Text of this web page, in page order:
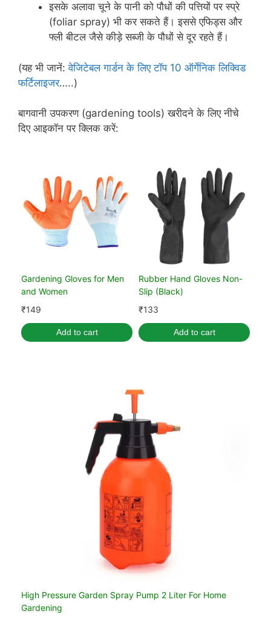
इसके अलावा चूने के पानी को पौधों की पत्तियों पर स्प्रे
(foliar spray) भी कर सकते हैं। इससे एफिड्स और
फ्ली बीटल जैसे कीड़े सब्जी के पौधों से दूर रहते हैं।
(यह भी जानें:वेजिटेबल गार्डन के लिए टॉप 10 ऑर्गेनिक लिक्विड
फर्टिलाइजर…..)
बागवानी उपकरण (gardening tools) खरीदने के लिए नीचे
दिए आइकॉन पर क्लिक करें:
Gardening Gloves for Men
and Women
₹149
Add to cart
Rubber Hand Gloves Non-
Slip (Black)
₹133
Add to cart
High Pressure Garden Spray Pump 2 Liter For Home
Gardening